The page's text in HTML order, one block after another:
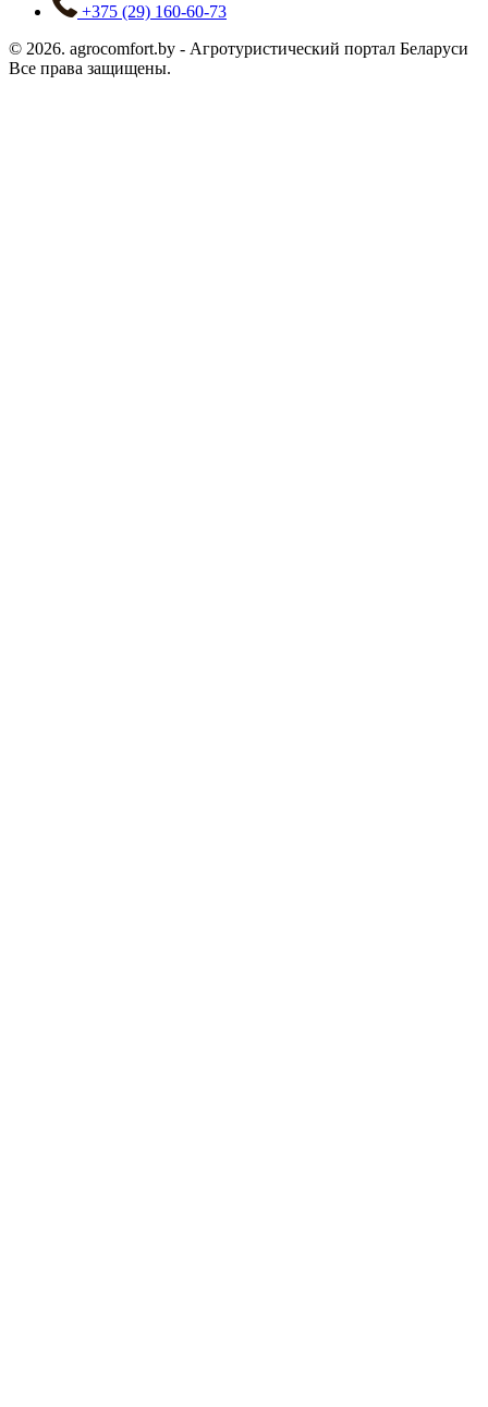
+375 (29) 160-60-73
© 2026. agrocomfort.by - Агротуристический портал Беларуси
Все права защищены.